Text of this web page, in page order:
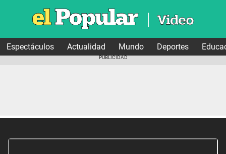
Espectáculos Actualidad Mundo Deportes